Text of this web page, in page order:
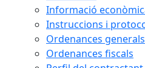
Informació
Instruccions i
Ordenances generals
Ordenances fiscals